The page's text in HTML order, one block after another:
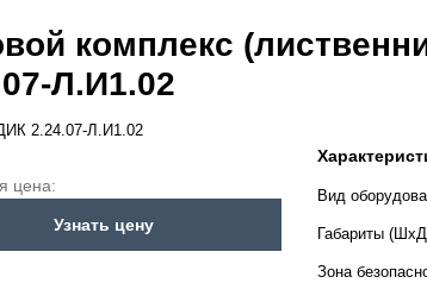
комплекс
Л.И1.02
2.24.07-Л.И1.02
цена:
Узнать цену
Вид
Габариты
Зона